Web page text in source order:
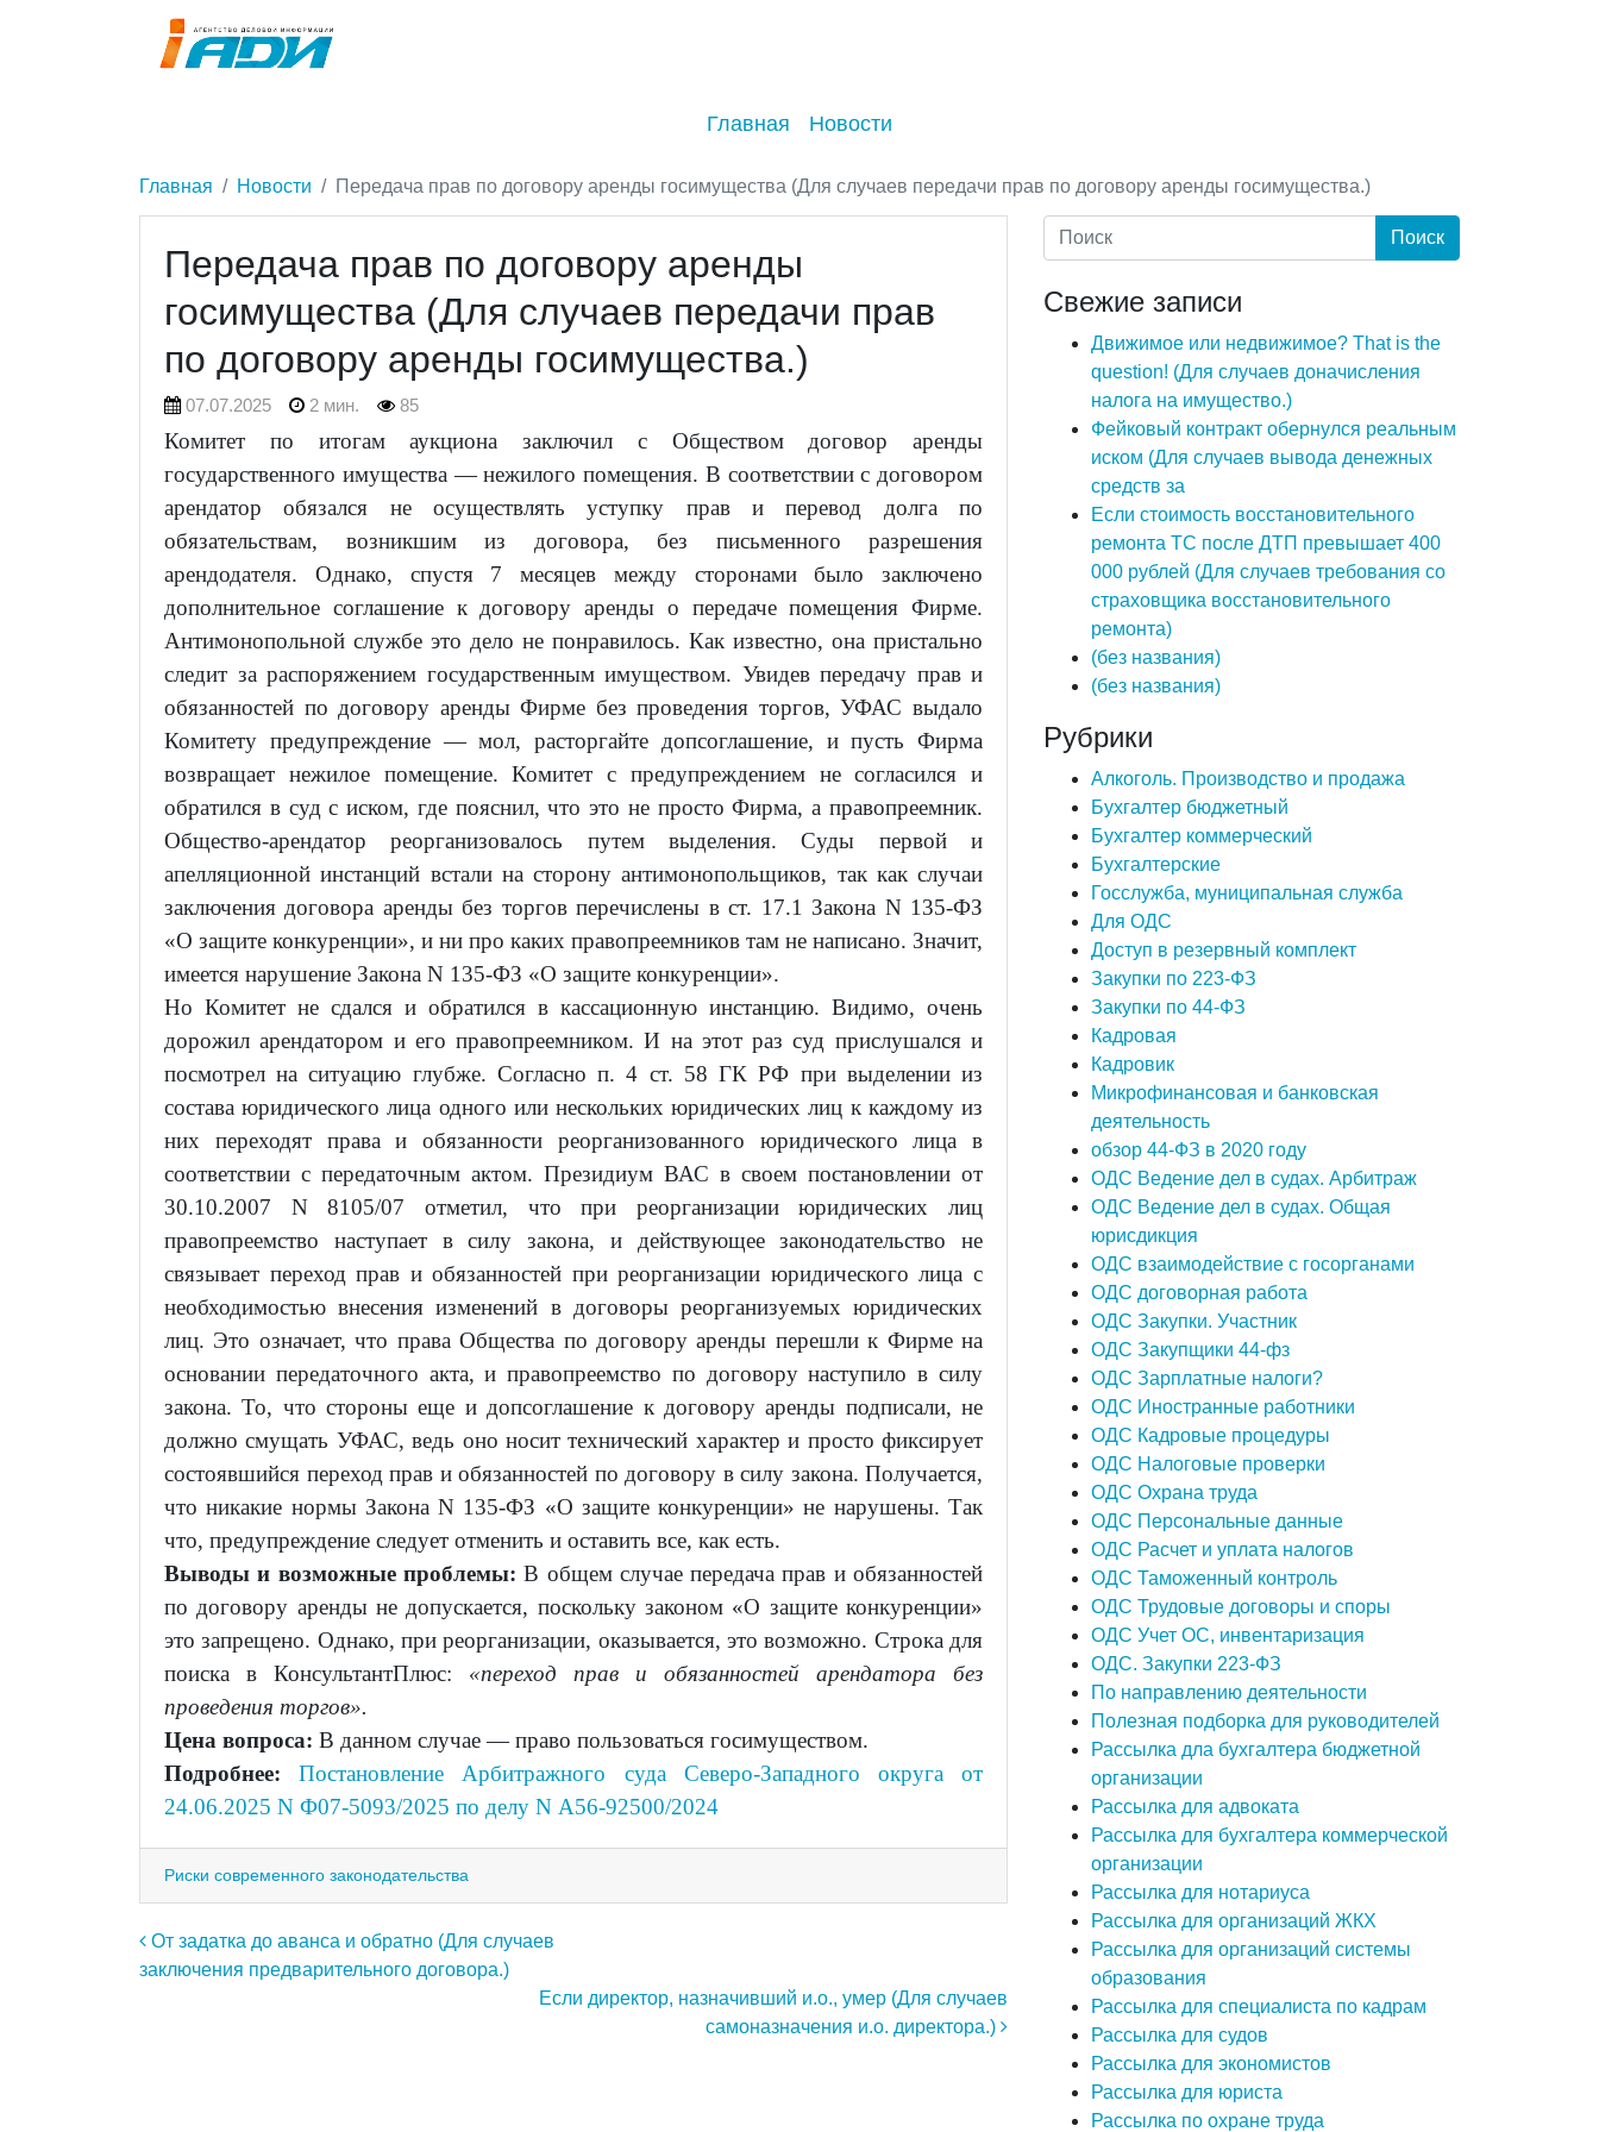
Главная Новости
Главная Новости Передача прав по договору аренды госимущества (Для случаев передачи прав по договору аренды госимущества.)
Передача прав по договору аренды
госимущества (Для случаев передачи прав
по договору аренды госимущества.)
07.07.2025 2 мин. 85
Комитет по итогам аукциона заключил с Обществом договор аренды
государственного имущества — нежилого помещения. В соответствии с договором
арендатор обязался не осуществлять уступку прав и перевод долга по
обязательствам, возникшим из договора, без письменного разрешения
арендодателя. Однако, спустя 7 месяцев между сторонами было заключено
дополнительное соглашение к договору аренды о передаче помещения Фирме.
Антимонопольной службе это дело не понравилось. Как известно, она пристально
следит за распоряжением государственным имуществом. Увидев передачу прав и
обязанностей по договору аренды Фирме без проведения торгов, УФАС выдало
Комитету предупреждение — мол, расторгайте допсоглашение, и пусть Фирма
возвращает нежилое помещение. Комитет с предупреждением не согласился и
обратился в суд с иском, где пояснил, что это не просто Фирма, а правопреемник.
Общество-арендатор реорганизовалось путем выделения. Суды первой и
апелляционной инстанций встали на сторону антимонопольщиков, так как случаи
заключения договора аренды без торгов перечислены в ст. 17.1 Закона N 135-ФЗ
«О защите конкуренции», и ни про каких правопреемников там не написано. Значит,
имеется нарушение Закона N 135-ФЗ «О защите конкуренции».
Но Комитет не сдался и обратился в кассационную инстанцию. Видимо, очень
дорожил арендатором и его правопреемником. И на этот раз суд прислушался и
посмотрел на ситуацию глубже. Согласно п. 4 ст. 58 ГК РФ при выделении из
состава юридического лица одного или нескольких юридических лиц к каждому из
них переходят права и обязанности реорганизованного юридического лица в
соответствии с передаточным актом. Президиум ВАС в своем постановлении от
30.10.2007 N 8105/07 отметил, что при реорганизации юридических лиц
правопреемство наступает в силу закона, и действующее законодательство не
связывает переход прав и обязанностей при реорганизации юридического лица с
необходимостью внесения изменений в договоры реорганизуемых юридических
лиц. Это означает, что права Общества по договору аренды перешли к Фирме на
основании передаточного акта, и правопреемство по договору наступило в силу
закона. То, что стороны еще и допсоглашение к договору аренды подписали, не
должно смущать УФАС, ведь оно носит технический характер и просто фиксирует
состоявшийся переход прав и обязанностей по договору в силу закона. Получается,
что никакие нормы Закона N 135-ФЗ «О защите конкуренции» не нарушены. Так
что, предупреждение следует отменить и оставить все, как есть.
Выводы и возможные проблемы:В общем случае передача прав и обязанностей
по договору аренды не допускается, поскольку законом «О защите конкуренции»
это запрещено. Однако, при реорганизации, оказывается, это возможно. Строка для
поиска в КонсультантПлюс: «переход прав и обязанностей арендатора без
проведения торгов».
Цена вопроса: В данном случае — право пользоваться госимуществом.
Подробнее:
Постановление Арбитражного суда Северо-Западного округа от
24.06.2025 N Ф07-5093/2025 по делу N А56-92500/2024
Риски современного законодательства
Навигация по записям
От задатка до аванса и обратно (Для случаев
заключения предварительного договора.)
Если директор, назначивший и.о., умер (Для случаев
самоназначения и.о. директора.)
Свежие записи
Движимое или недвижимое? That is the
question! (Для случаев доначисления
налога на имущество.)
Фейковый контракт обернулся реальным
иском (Для случаев вывода денежных
средств за
Если стоимость восстановительного
ремонта ТС после ДТП превышает 400
000 рублей (Для случаев требования со
страховщика восстановительного
ремонта)
(без названия)
(без названия)
Рубрики
Алкоголь. Производство и продажа
Бухгалтер бюджетный
Бухгалтер коммерческий
Бухгалтерские
Госслужба, муниципальная служба
Для ОДС
Доступ в резервный комплект
Закупки по 223-ФЗ
Закупки по 44-ФЗ
Кадровая
Кадровик
Микрофинансовая и банковская
деятельность
обзор 44-ФЗ в 2020 году
ОДС Ведение дел в судах. Арбитраж
ОДС Ведение дел в судах. Общая
юрисдикция
ОДС взаимодействие с госорганами
ОДС договорная работа
ОДС Закупки. Участник
ОДС Закупщики 44-фз
ОДС Зарплатные налоги?
ОДС Иностранные работники
ОДС Кадровые процедуры
ОДС Налоговые проверки
ОДС Охрана труда
ОДС Персональные данные
ОДС Расчет и уплата налогов
ОДС Таможенный контроль
ОДС Трудовые договоры и споры
ОДС Учет ОС, инвентаризация
ОДС. Закупки 223-ФЗ
По направлению деятельности
Полезная подборка для руководителей
Рассылка дла бухгалтера бюджетной
организации
Рассылка для адвоката
Рассылка для бухгалтера коммерческой
организации
Рассылка для нотариуса
Рассылка для организаций ЖКХ
Рассылка для организаций системы
образования
Рассылка для специалиста по кадрам
Рассылка для судов
Рассылка для экономистов
Рассылка для юриста
Рассылка по охране труда